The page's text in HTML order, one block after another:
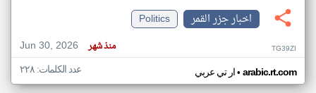
اخبار جزر القمر
Politics
Jun 30, 2026
منذ شهر TG39ZI
ار تي عربي• arabic.rt.com عدد الكلمات: ٢٢٨